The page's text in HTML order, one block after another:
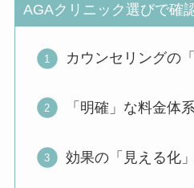
AGAクリニック選びで確
カウンセリングの
「明確」な料金体
効果の「見える化